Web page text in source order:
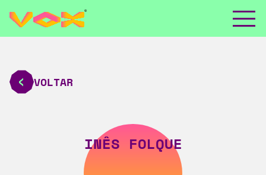
VOLTAR
INÊS FOLQUE